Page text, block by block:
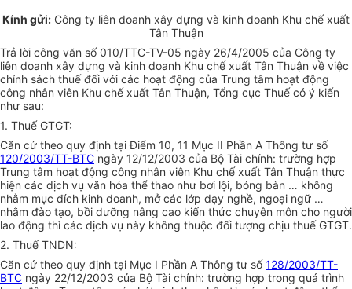
Kính gửi: Công ty liên doanh xây dựng và kinh doanh Khu chế xuất
Tân Thuận
Trả lời công văn số 010/TTC-TV-05 ngày 26/4/2005 của Công ty
liên doanh xây dựng và kinh doanh Khu chế xuất Tân Thuận về việc
chính sách thuế đối với các hoạt động của Trung tâm hoạt động
công nhân viên Khu chế xuất Tân Thuận, Tổng cục Thuế có ý kiến
như sau:
1. Thuế GTGT:
Căn cứ theo quy định tại Điểm 10, 11 Mục II Phần A Thông tư số
120/2003/TT-BTC ngày 12/12/2003 của Bộ Tài chính: trường hợp
Trung tâm hoạt động công nhân viên Khu chế xuất Tân Thuận thực
hiện các dịch vụ văn hóa thể thao như bơi lội, bóng bàn … không
nhằm mục đích kinh doanh, mở các lớp dạy nghề, ngoại ngữ …
nhằm đào tạo, bồi dưỡng nâng cao kiến thức chuyên môn cho người
lao động thì các dịch vụ này không thuộc đối tượng chịu thuế GTGT.
2. Thuế TNDN:
Căn cứ theo quy định tại Mục I Phần A Thông tư số128/2003/TT-
BTC ngày 22/12/2003 của Bộ Tài chính: trường hợp trong quá trình